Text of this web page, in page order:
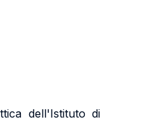
dell'Istituto di